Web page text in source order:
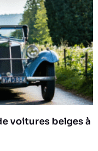
voitures belges à